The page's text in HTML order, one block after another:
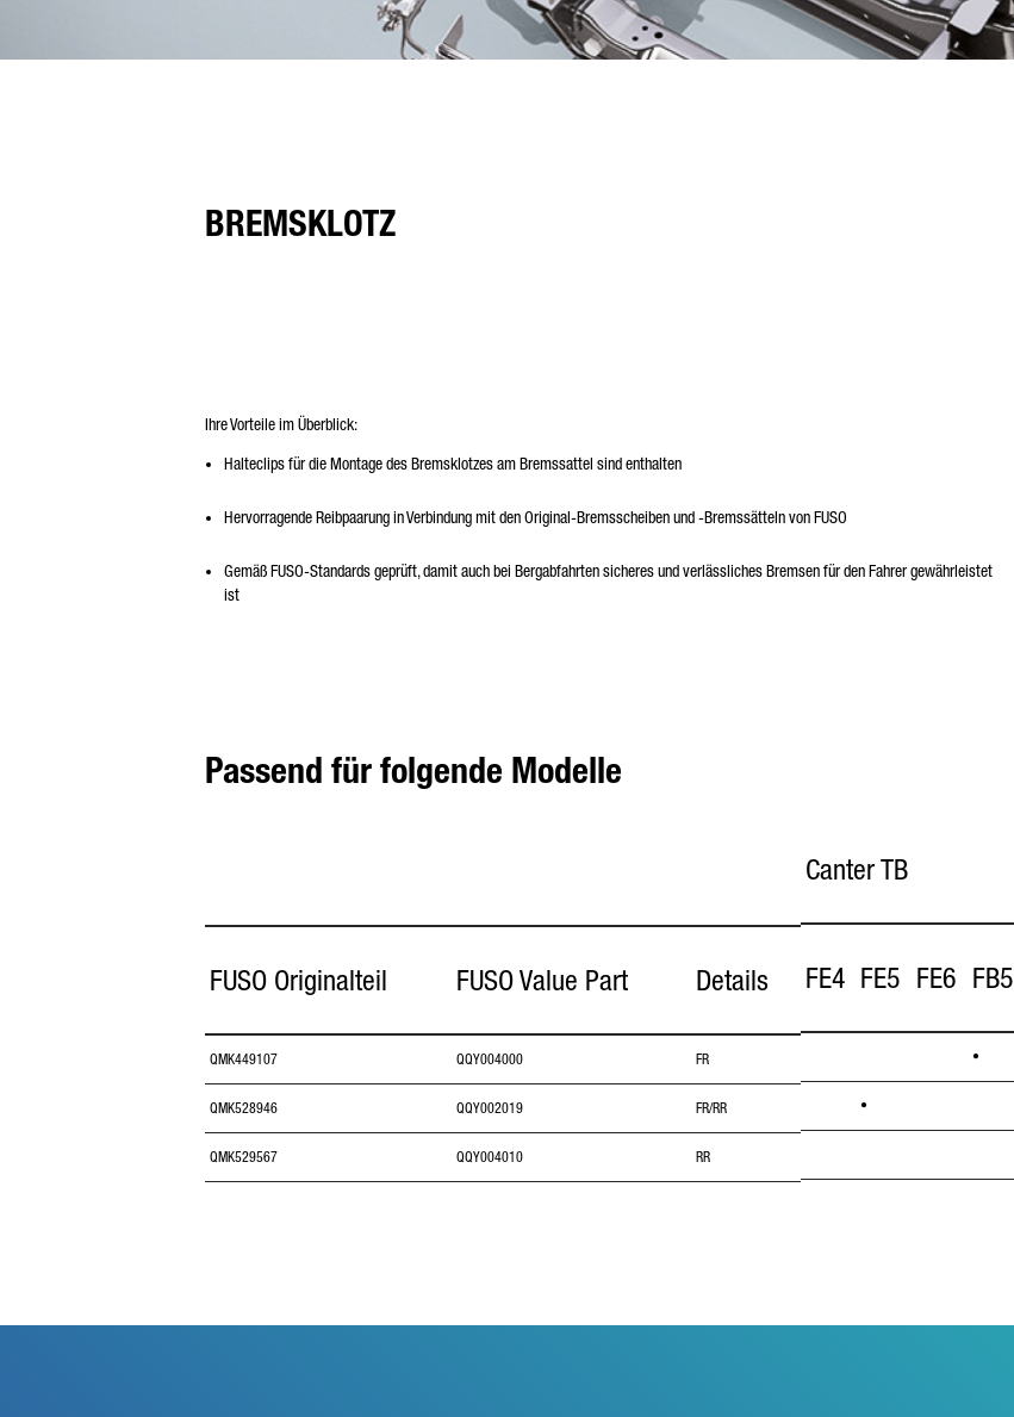
BREMSKLOTZ
Ihre Vorteile im Überblick:
Halteclips für die Montage des Bremsklotzes am Bremssattel sind enthalten
Hervorragende Reibpaarung in Verbindung mit den Original-Bremsscheiben und -Bremssätteln von FUSO
Gemäß FUSO-Standards geprüft, damit auch bei Bergabfahrten sicheres und verlässliches Bremsen für den Fahrer gewährleistet
ist
Passend für folgende Modelle
FUSO Originalteil FUSO Value Part Details
QMK449107 QQY004000 FR
QMK528946 QQY002019 FR/RR
QMK529567 QQY004010 RR
Canter TB
FE4 FE5 FE6 FB5
•
•